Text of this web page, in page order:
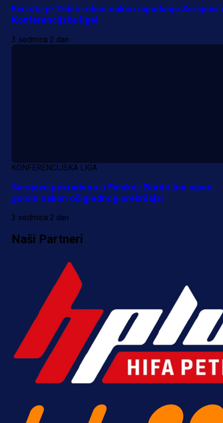
Premijer liga BiH
Bez pobjednika u Mostaru:
Sarajevo kiksalo na startu
prvenstva!
18 h 34 min
Evo šta je Zekić rekao nakon ispadanja Sarajeva
Konferencijske lige!
3 sedmica 2 dan
KONFERENCIJSKA LIGA
Sarajevo pokradeno u Finskoj: Bordo tim ispao
golom nakon očiglednog prekršaja!
3 sedmica 2 dan
Naši Partneri